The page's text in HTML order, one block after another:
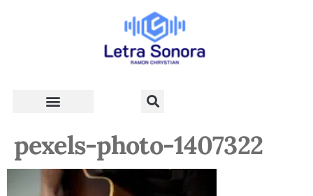
pexels-photo-1407322